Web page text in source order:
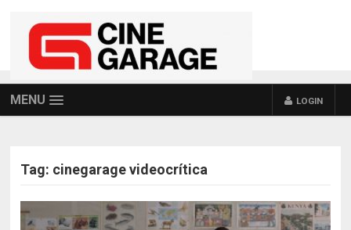
MENU LOGIN
Tag: cinegarage videocrítica